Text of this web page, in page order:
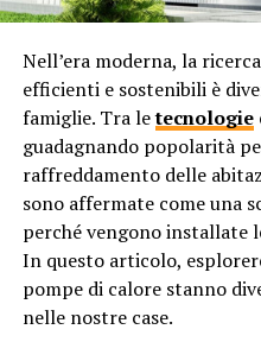
come ad esempio incendi
avere conseguenze
5. Riduzione dei rischi:
minimizzare i rischi per la
occupanti. Questo può
dispositivi di allarme
videosorveglianza,
gas elettrici o di
precauzioni contro le
antiscivolo. Ridurre i
abitazione aiuta a
Nell’era moderna, la
efficienti e sostenibili è
famiglie. Tra letecnologie
guadagnando popolarità
raffreddamento delle
sono affermate come una
perché vengono installate
In questo articolo,
pompe di calore stanno
nelle nostre case.